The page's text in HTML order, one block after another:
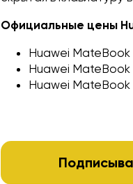
Официальные цены
Huawei MateBook
Huawei MateBook
Huawei MateBook